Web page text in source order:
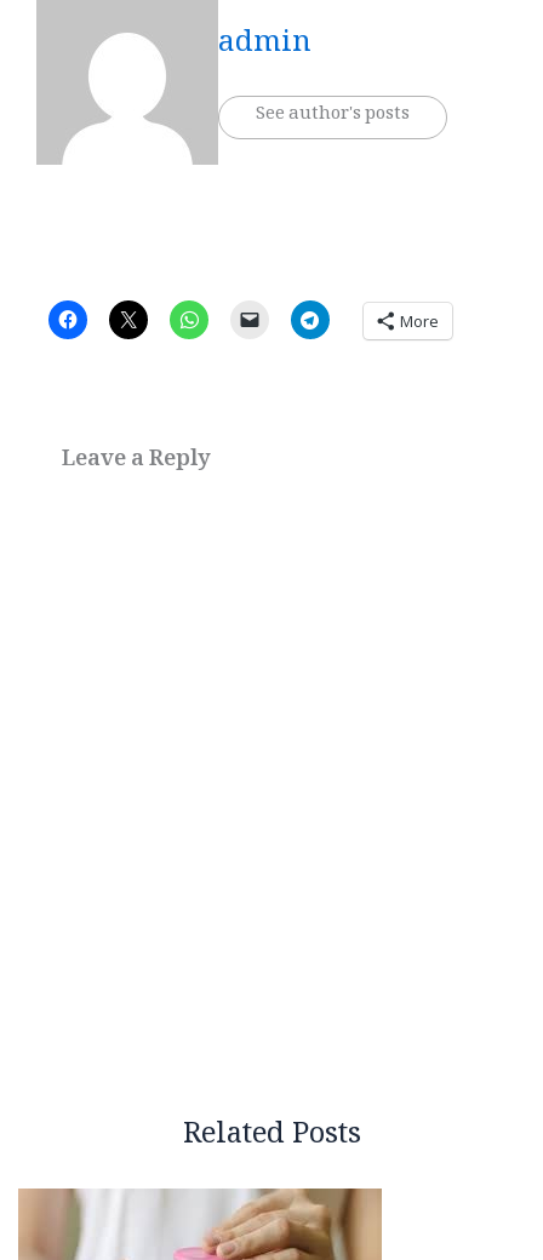
admin
See author's posts
More
Leave a Reply
Related Posts